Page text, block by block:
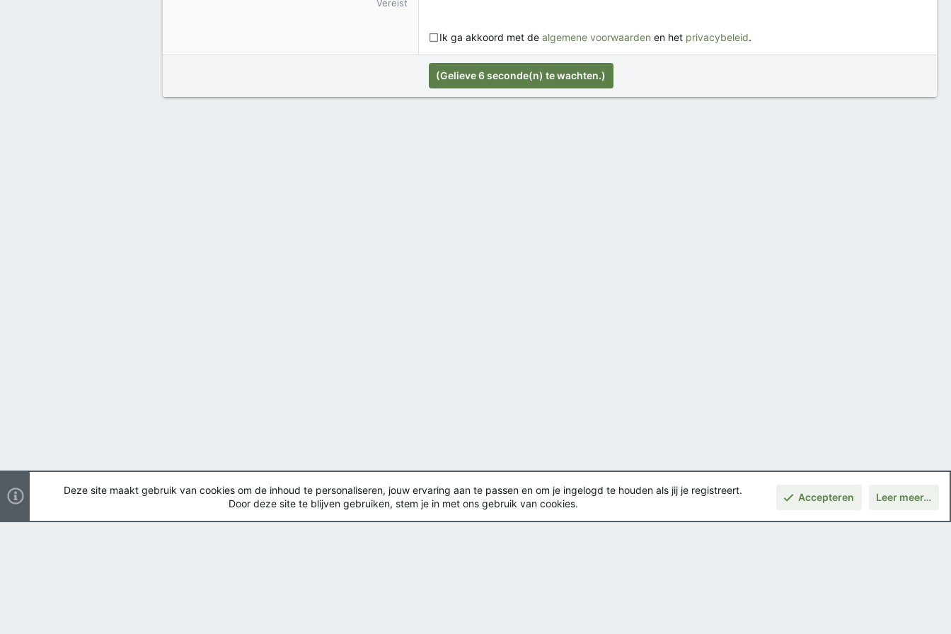
Vereist
Ik ga akkoord met de algemene voorwaarden en het privacybeleid.
(Gelieve6seconde(n) te wachten.)
Deze site maakt gebruik van cookies om de inhoud te personaliseren, jouw ervaring aan te passen en om je ingelogd te houden als jij je registreert.
Door deze site te blijven gebruiken, stem je in met ons gebruik van cookies.
Accepteren Leer meer…